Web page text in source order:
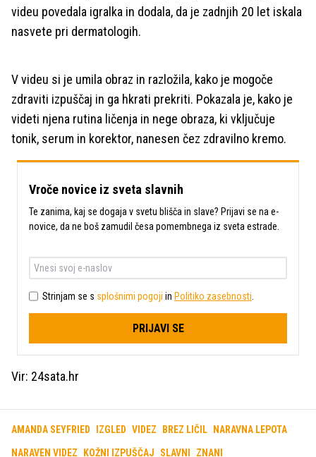
videu povedala igralka in dodala, da je zadnjih 20 let iskala
nasvete pri dermatologih.
V videu si je umila obraz in razložila, kako je mogoče
zdraviti izpuščaj in ga hkrati prekriti. Pokazala je, kako je
videti njena rutina ličenja in nege obraza, ki vključuje
tonik, serum in korektor, nanesen čez zdravilno kremo.
Vroče novice iz sveta slavnih
Te zanima, kaj se dogaja v svetu blišča in slave? Prijavi se na e-
novice, da ne boš zamudil česa pomembnega iz sveta estrade.
Strinjam se s splošnimi pogoji in Politiko zasebnosti
PRIJAVI SE
Vir: 24sata.hr
AMANDA SEYFRIED IZGLED VIDEZ BREZ LIČIL NARAVNA LEPOTA
NARAVEN VIDEZ KOŽNI IZPUŠČAJ SLAVNI ZNANI